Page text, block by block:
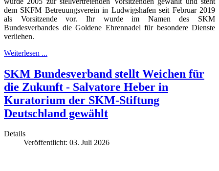
dem SKFM Betreuungsverein in Ludwigshafen seit Februar 2019
als Vorsitzende vor. Ihr wurde im Namen des SKM
Bundesverbandes die Goldene Ehrennadel für besondere Dienste
verliehen.
Weiterlesen ...
SKM Bundesverband stellt Weichen für
die Zukunft - Salvatore Heber in
Kuratorium der SKM-Stiftung
Deutschland gewählt
Details
Veröffentlicht: 03. Juli 2026